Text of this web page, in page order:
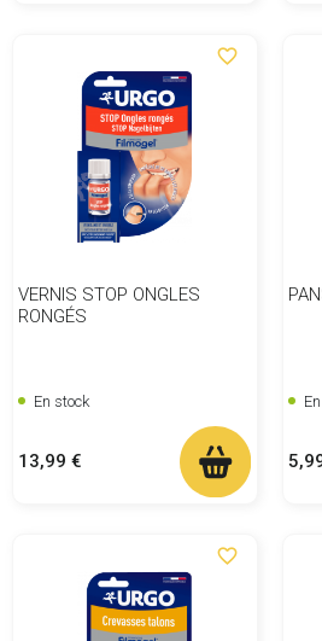
favorite_border
VERNIS STOP ONGLES
RONGÉS
En stock
Prix
13,99 € Prix
favorite_border